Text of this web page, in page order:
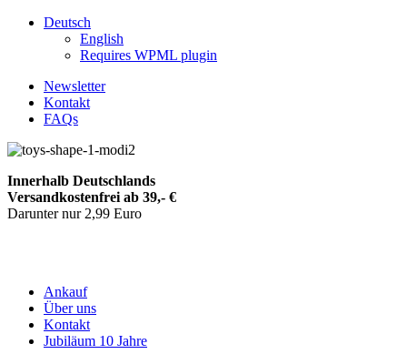
Deutsch
English
Requires WPML plugin
Newsletter
Kontakt
FAQs
Innerhalb Deutschlands
Versandkostenfrei ab 39,- €
Darunter nur 2,99 Euro
Ankauf
Über uns
Kontakt
Jubiläum 10 Jahre